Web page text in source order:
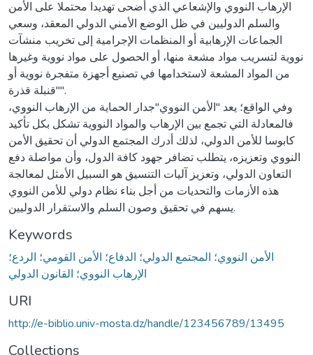
الإرهاب النووي والإشعاعي الذي أضحى تهديدا محتملا على الأمن
والسلم الدوليين في ظل الوضع الأمني الدولي المعقد، وسعي
الجماعات الإرهابية أو المنظمات الإجرامية إلى تخريب منشآت
نووية لتسريب مواد مشعة منها، أو الحصول على مواد نووية وغيرها
من المواد المشعة لاستخدامها في تصنيع أجهزة متفجرة نووية أو
"قنبلة قذرة".
وفي الواقع؛ يعد "الأمن النووي"جدار الحماية من الإرهاب النووي،
فالمعادلة التي تجمع بين الإرهاب والمواد النووية تشكل بكل تأكيد
كابوسا للأمن الدولي، لذلك أدرك المجتمع الدولي أن تحقيق الأمن
النووي وتعزيزه، يتطلب تضافر جهود كافة الدول، وأن مواصلة دفع
التعاون الدولي، وتعزيز آليات التنسيق هو السبيل الأمثل لمعالجة
هذه الأزمات والتحديات من أجل بناء نظام دولي للأمن النووي
يسهم في تحقيق وصون السلم والاستقرار الدوليين.
Keywords
الأمن النووي؛ المجتمع الدولي؛ الدفاع؛ الأمن القومي؛ الردع؛
الإرهاب النووي؛ القانون الدولي
URI
http://e-biblio.univ-mosta.dz/handle/123456789/13495
Collections